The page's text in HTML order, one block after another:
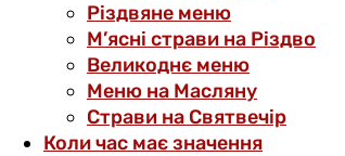
Різдвяне меню
М’ясні страви на Різдво
Великоднє меню
Меню на Масляну
Страви на Святвечір
Коли час має значення